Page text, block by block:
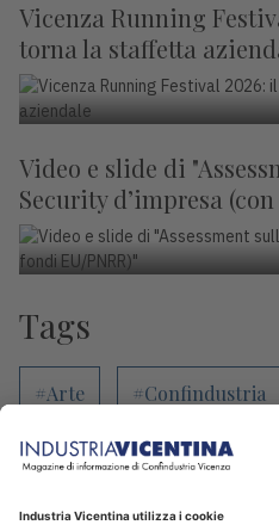
Vicenza Running
torna la staffetta
Video e slide di
Security d’impresa
Tags
#Arte #Confindustria
#Confindustria Sette